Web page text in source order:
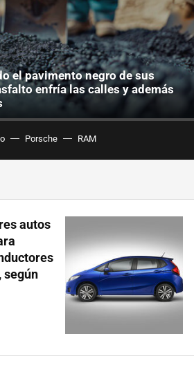
el pavimento negro de sus
enfría las calles y además
Porsche RAM
autos
según